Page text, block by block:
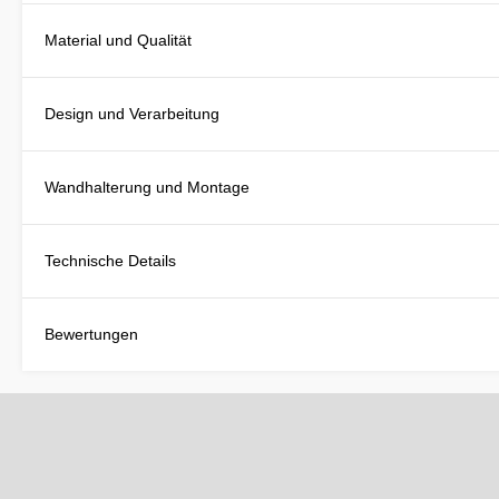
Material und Qualität
Design und Verarbeitung
Wandhalterung und Montage
Technische Details
Bewertungen